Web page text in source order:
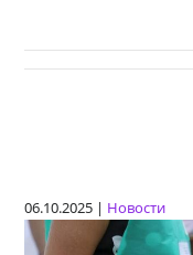
06.10.2025 | Новости